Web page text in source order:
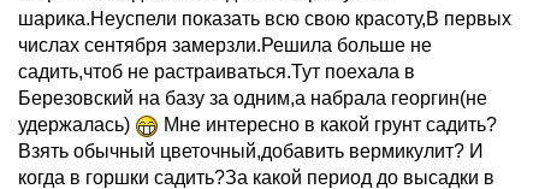
шарика.Неуспели показать всю свою красоту,В первых
числах сентября замерзли.Решила больше не
садить,чтоб не растраиваться.Тут поехала в
Березовский на базу за одним,а набрала георгин(не
удержалась)
Мне интересно в какой грунт садить?
Взять обычный цветочный,добавить вермикулит? И
когда в горшки садить?За какой период до высадки в